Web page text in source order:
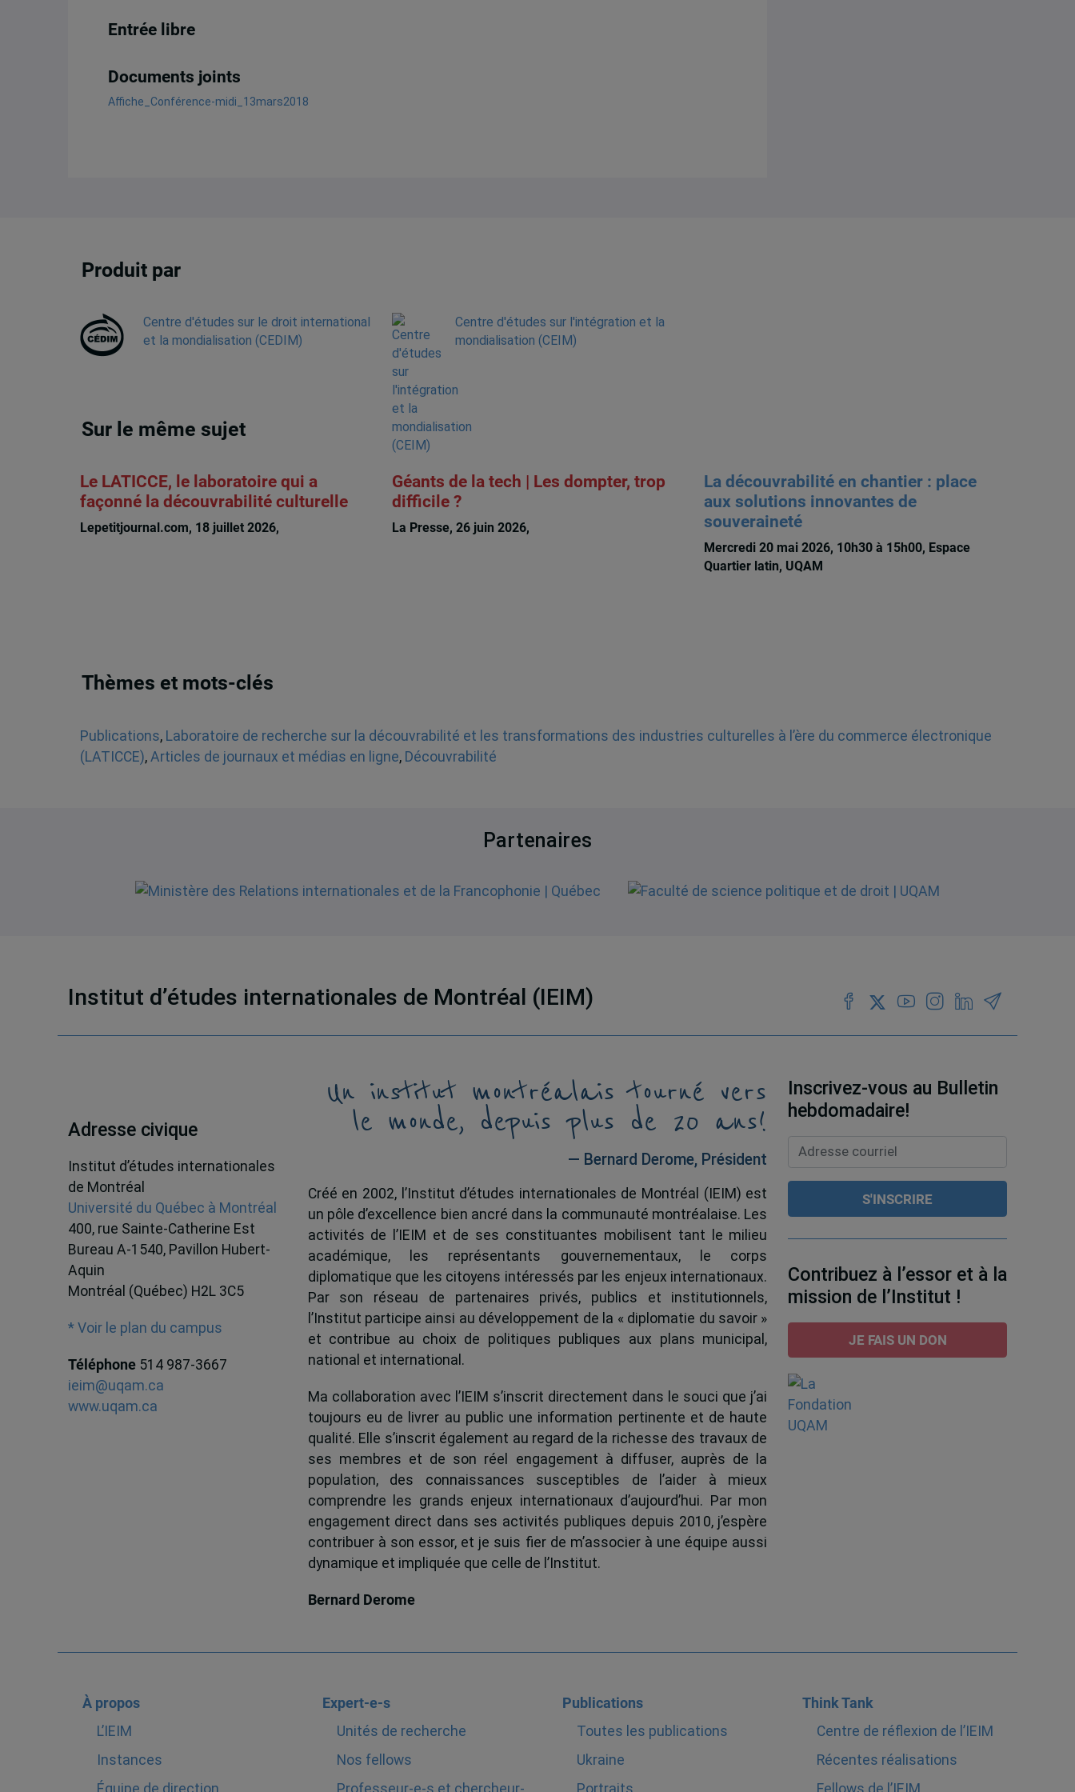
Entrée libre
Documents joints
Affiche_Conférence-midi_13mars2018
Produit par
Centre d'études sur le droit international
et la mondialisation (CEDIM)
Centre d'études sur l'intégration et la
mondialisation (CEIM)
Sur le même sujet
Le LATICCE, le laboratoire qui a
façonné la découvrabilité culturelle
Lepetitjournal.com, 18 juillet 2026,
Géants de la tech | Les dompter, trop
difficile ?
La Presse, 26 juin 2026,
La découvrabilité en chantier : place
aux solutions innovantes de
souveraineté
Mercredi 20 mai 2026, 10h30 à 15h00, Espace
Quartier latin, UQAM
Thèmes et mots-clés
Publications, Laboratoire de recherche sur la découvrabilité et les transformations des industries culturelles à l’ère du commerce électronique
(LATICCE), Articles de journaux et médias en ligne, Découvrabilité
Partenaires
Institut d’études internationales de Montréal (IEIM)
Adresse civique
Institut d’études internationales
de Montréal
Université du Québec à Montréal
400, rue Sainte-Catherine Est
Bureau A-1540, Pavillon Hubert-
Aquin
Montréal (Québec) H2L 3C5
* Voir le plan du campus
Téléphone 514 987-3667
ieim@uqam.ca
www.uqam.ca
Un institut montréalais tourné vers
le monde, depuis plus de 20 ans!
— Bernard Derome, Président
Créé en 2002, l’Institut d’études internationales de Montréal (IEIM) est
un pôle d’excellence bien ancré dans la communauté montréalaise. Les
activités de l’IEIM et de ses constituantes mobilisent tant le milieu
académique, les représentants gouvernementaux, le corps
diplomatique que les citoyens intéressés par les enjeux internationaux.
Par son réseau de partenaires privés, publics et institutionnels,
l’Institut participe ainsi au développement de la « diplomatie du savoir »
et contribue au choix de politiques publiques aux plans municipal,
national et international.
Ma collaboration avec l’IEIM s’inscrit directement dans le souci que j’ai
toujours eu de livrer au public une information pertinente et de haute
qualité. Elle s’inscrit également au regard de la richesse des travaux de
ses membres et de son réel engagement à diffuser, auprès de la
population, des connaissances susceptibles de l’aider à mieux
comprendre les grands enjeux internationaux d’aujourd’hui. Par mon
engagement direct dans ses activités publiques depuis 2010, j’espère
contribuer à son essor, et je suis fier de m’associer à une équipe aussi
dynamique et impliquée que celle de l’Institut.
Bernard Derome
Inscrivez-vous au Bulletin
hebdomadaire!
Contribuez à l’essor et à la
mission de l’Institut !
JE FAIS UN DON
À propos
L’IEIM
Instances
Équipe de direction
Expert-e-s
Unités de recherche
Nos fellows
Professeur-e-s et chercheur-
Publications
Toutes les publications
Ukraine
Portraits
Think Tank
Centre de réflexion de l’IEIM
Récentes réalisations
Fellows de l’IEIM